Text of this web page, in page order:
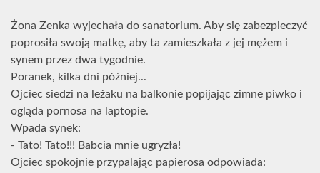
Żona Zenka wyjechała do sanatorium. Aby się zabezpieczyć
poprosiła swoją matkę, aby ta zamieszkała z jej mężem i
synem przez dwa tygodnie.
Poranek, kilka dni później...
Ojciec siedzi na leżaku na balkonie popijając zimne piwko i
ogląda pornosa na laptopie.
Wpada synek:
- Tato! Tato!!! Babcia mnie ugryzła!
Ojciec spokojnie przypalając papierosa odpowiada: